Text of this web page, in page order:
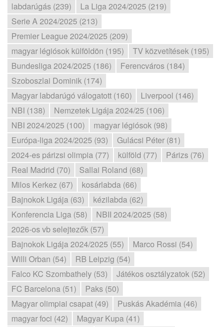
labdarúgás (239)
La Liga 2024/2025 (219)
Serie A 2024/2025 (213)
Premier League 2024/2025 (209)
magyar légiósok külföldön (195)
TV közvetítések (195)
Bundesliga 2024/2025 (186)
Ferencváros (184)
Szoboszlai Dominik (174)
Magyar labdarúgó válogatott (160)
Liverpool (146)
NBI (138)
Nemzetek Ligája 2024/25 (106)
NBI 2024/2025 (100)
magyar légiósok (98)
Európa-liga 2024/2025 (93)
Gulácsi Péter (81)
2024-es párizsi olimpia (77)
külföld (77)
Párizs (76)
Real Madrid (70)
Sallai Roland (68)
Milos Kerkez (67)
kosárlabda (66)
Bajnokok Ligája (63)
kézilabda (62)
Konferencia Liga (58)
NBII 2024/2025 (58)
2026-os vb selejtezők (57)
Bajnokok Ligája 2024/2025 (55)
Marco Rossi (54)
Willi Orban (54)
RB Leipzig (54)
Falco KC Szombathely (53)
Játékos osztályzatok (52)
FC Barcelona (51)
Paks (50)
Magyar olimpiai csapat (49)
Puskás Akadémia (46)
magyar foci (42)
Magyar Kupa (41)